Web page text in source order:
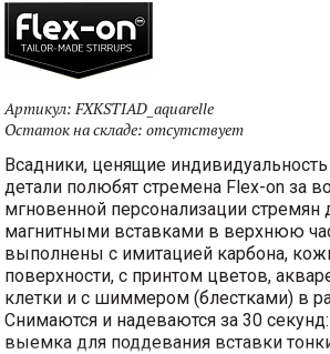
Артикул:FXKSTIAD_aquarelle
Остаток на складе:отсутствует
Всадники, ценящие
детали полюбят стремена Flex-on за
мгновенной персонализации
магнитными вставками в верхнюю
выполнены с имитацией карбона,
поверхности, с принтом цветов,
клетки и с шиммером (блестками) в
Снимаются и надеваются за 30
выемка для поддевания вставки